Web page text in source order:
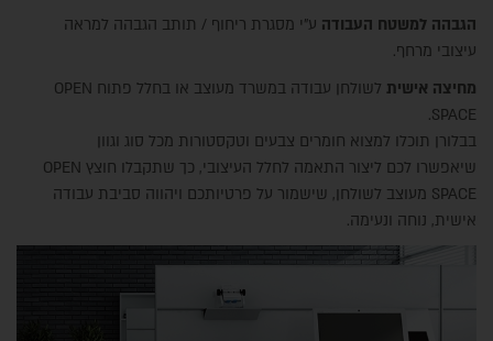
הגבהה למשטח העבודה ע"י מסגרת ריחוף / תותב הגבהה למראה
עיצובי מרחף.
מחיצה אישית
לשולחן עבודה במשרד מעוצב או בחלל פתוח OPEN
SPACE.
בבלורן תוכלו למצוא חומרים צבעים וטקסטורות מכל סוג וגוון
שיאפשרו לכם ליצור התאמה לחלל העיצובי, כך שתקבלו חוצץ OPEN
SPACE מעוצב לשולחן, שישמור על פרטיותכם ויהווה סביבת עבודה
אישית, נוחה ונעימה.